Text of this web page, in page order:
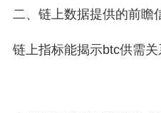
二、链上数据提供的前瞻
链上指标能揭示btc供需关